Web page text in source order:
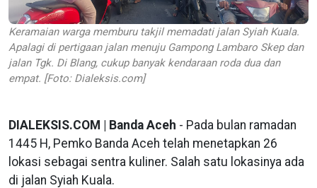
Keramaian warga memburu takjil memadati jalan Syiah Kuala.
Apalagi di pertigaan jalan menuju Gampong Lambaro Skep dan
jalan Tgk. Di Blang, cukup banyak kendaraan roda dua dan
empat. [Foto: Dialeksis.com]
DIALEKSIS.COM | Banda Aceh - Pada bulan ramadan
1445 H, Pemko Banda Aceh telah menetapkan 26
lokasi sebagai sentra kuliner. Salah satu lokasinya ada
di jalan Syiah Kuala.